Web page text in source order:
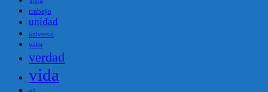
trabajo
unidad
universal
valor
verdad
vida